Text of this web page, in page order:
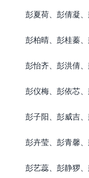
彭夏荷、彭倩凝
彭柏晴、彭桂蓁
彭怡齐、彭洪倩
彭仪梅、彭依芯
彭子阳、彭威吉
彭卉莹、彭青馨
彭艺蕊、彭静猡